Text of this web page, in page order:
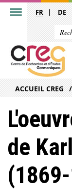
FR DE
ACCUEIL CREG
de